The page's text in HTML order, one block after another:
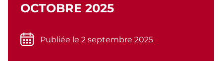
OCTOBRE 2025
Publiée le 2 septembre 2025